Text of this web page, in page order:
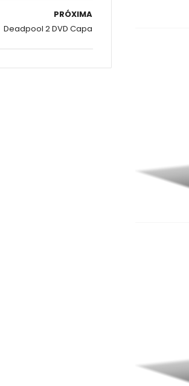
PRÓXIMA
Deadpool 2 DVD Capa